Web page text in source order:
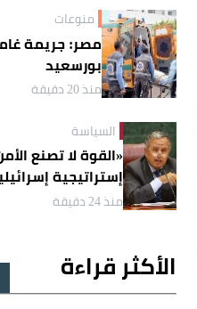
منوعات
مصر: جريمة
بورسعيد
منذ 20 دقيقة
السياسة
«القوة لا تصنع
إستراتيجية
منذ 24 دقيقة
الأكثر قراءة